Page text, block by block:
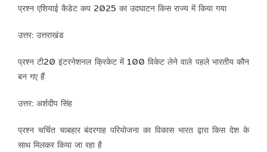
प्रश्न एशियाई कैडेट कप 2025 का उदघाटन किस राज्य में किया गया
उत्तर: उत्तराखंड
प्रश्न टी20 इंटरनेशनल क्रिकेट में 100 विकेट लेने वाले पहले भारतीय कौन
बन गए हैं
उत्तर: अर्शदीप सिंह
प्रश्न चर्चित चाबहार बंदरगाह परियोजना का विकास भारत द्वारा किस देश के
साथ मिलकर किया जा रहा है